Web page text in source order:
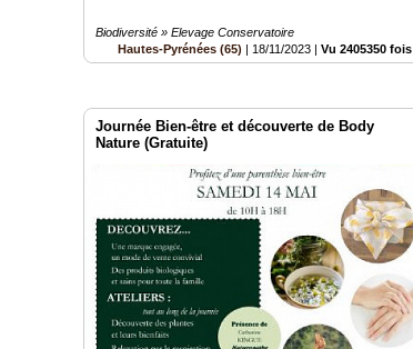
Biodiversité » Elevage Conservatoire
Hautes-Pyrénées (65)
18/11/2023 |Vu 2405350 fois
Journée Bien-être et découverte de Body
Nature (Gratuite)